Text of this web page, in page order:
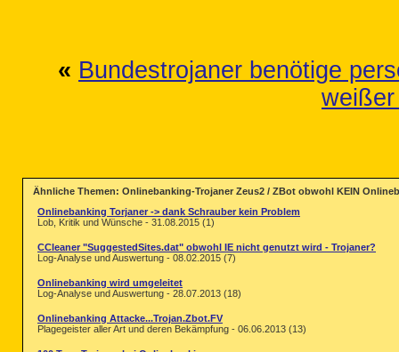
« Bundestrojaner benötige
Ähnliche Themen: Onlinebanking-Trojaner Zeus2 / ZBot obwohl KEIN
Onlinebanking Torjaner -> dank Schrauber kein Problem
Lob, Kritik und Wünsche - 31.08.2015 (1)
CCleaner "SuggestedSites.dat" obwohl IE nicht genutzt wird - Trojaner?
Log-Analyse und Auswertung - 08.02.2015 (7)
Onlinebanking wird umgeleitet
Log-Analyse und Auswertung - 28.07.2013 (18)
Onlinebanking Attacke...Trojan.Zbot.FV
Plagegeister aller Art und deren Bekämpfung - 06.06.2013 (13)